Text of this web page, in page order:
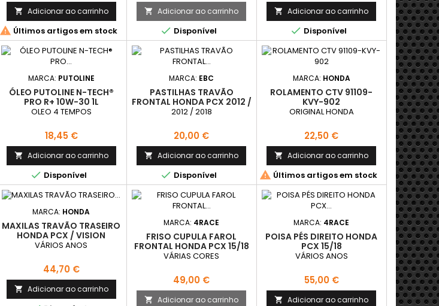
 Adicionar ao carrinho
 Últimos artigos em stock
 Adicionar ao carrinho
 Disponível
 Adicionar ao carrinho
 Disponível
MARCA: PUTOLINE
ÓLEO PUTOLINE N-TECH®
PRO R+ 10W-30 1L
OLEO 4 TEMPOS
Preço
18,45 €
 Adicionar ao carrinho
 Disponível
MARCA: EBC
PASTILHAS TRAVÃO
FRONTAL HONDA PCX 2012 /
2018
2012 / 2018
Preço
20,00 €
 Adicionar ao carrinho
 Disponível
MARCA: HONDA
ROLAMENTO CTV 91109-
KVY-902
ORIGINAL HONDA
Preço
22,50 €
 Adicionar ao carrinho
 Últimos artigos em stock
MARCA: HONDA
MAXILAS TRAVÃO TRASEIRO
HONDA PCX / VISION
VÁRIOS ANOS
Preço
44,70 €
 Adicionar ao carrinho
MARCA: 4RACE
FRISO CUPULA FAROL
FRONTAL HONDA PCX 15/18
VÁRIAS CORES
Preço
49,00 €
 Adicionar ao carrinho
MARCA: 4RACE
POISA PÉS DIREITO HONDA
PCX 15/18
VÁRIOS ANOS
Preço
55,00 €
 Adicionar ao carrinho